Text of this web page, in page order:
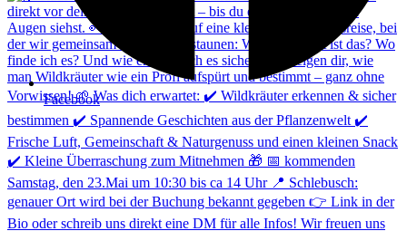
Facebook